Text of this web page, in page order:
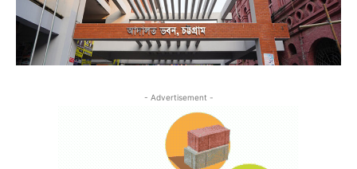
- Advertisement -